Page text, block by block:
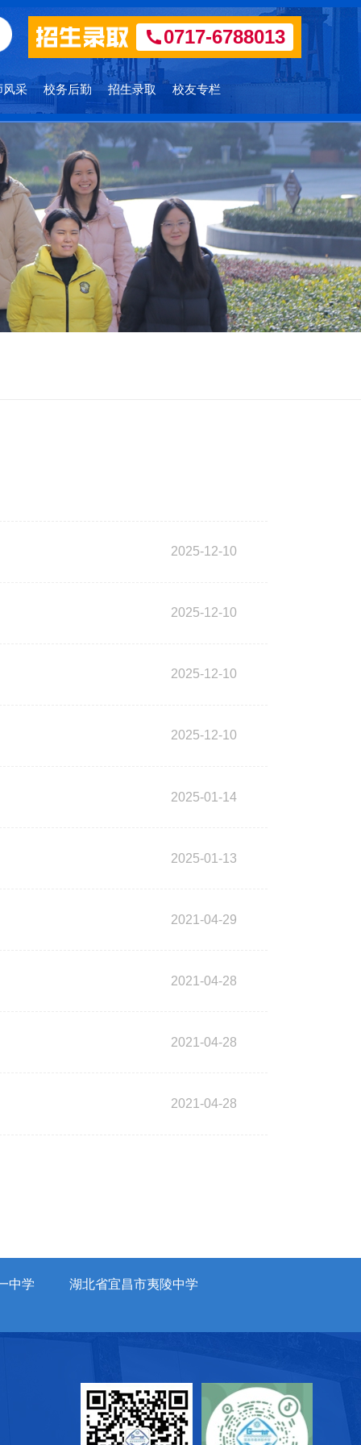
0717-6788013
风采 校务后勤 招生录取 校友专栏
2025-12-10
2025-12-10
2025-12-10
2025-12-10
2025-01-14
2025-01-13
2021-04-29
2021-04-28
2021-04-28
2021-04-28
中学
湖北省宜昌市夷陵中学